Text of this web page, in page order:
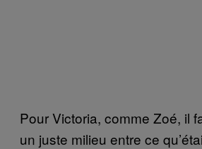
Pour Victoria, comme Zoé, il
un juste milieu entre ce